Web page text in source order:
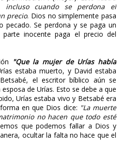
incluso cuando se perdona el
precio. Dios no simplemente pasa
pecado. Se perdona y se paga un
inocente paga el precio del
"Que la mujer de Urías había
estaba muerto, y David estaba
el escritor bíblico aún se
de Urías. Esto se debe a que
Urías estaba vivo y Betsabé era
en que Dios dice: "La muerte
no hacen que todo esté
que podemos fallar a Dios y
ocultar la falta no hace que el